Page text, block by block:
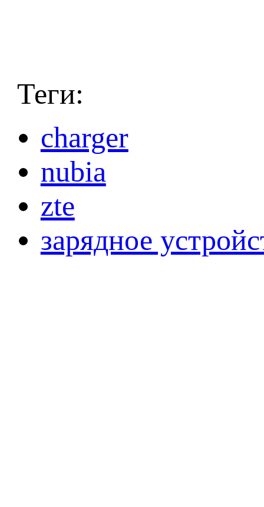
Теги:
charger
nubia
zte
зарядное